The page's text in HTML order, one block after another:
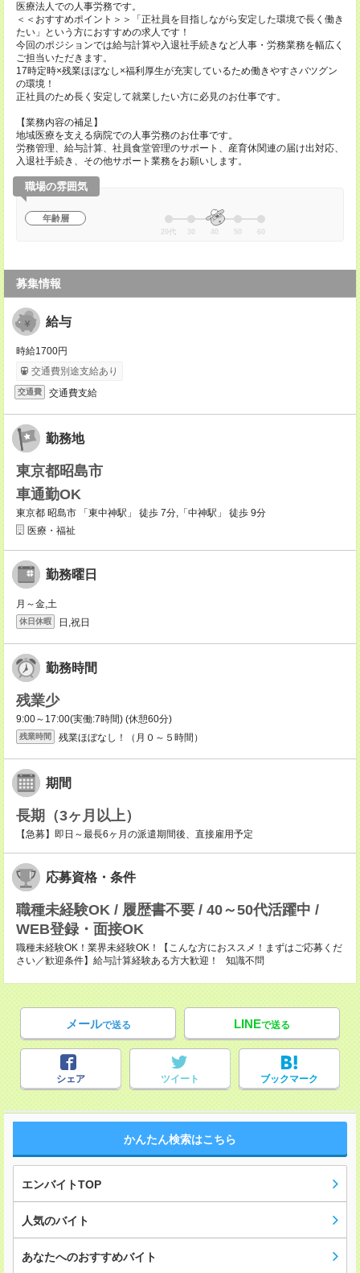
医療法人での人事労務です。
＜＜おすすめポイント＞＞「正社員を目指しながら安定した環境で長く働き
たい」という方におすすめの求人です！
今回のポジションでは給与計算や入退社手続きなど人事・労務業務を幅広く
ご担当いただきます。
17時定時×残業ほぼなし×福利厚生が充実しているため働きやすさバツグン
の環境！
正社員のため長く安定して就業したい方に必見のお仕事です。
【業務内容の補足】
地域医療を支える病院での人事労務のお仕事です。
労務管理、給与計算、社員食堂管理のサポート、産育休関連の届け出対応、
入退社手続き、その他サポート業務をお願いします。
職場の雰囲気
年齢層
20代 30 40 50 60
募集情報
給与
時給1700円
交通費別途支給あり
交通費 交通費支給
勤務地
東京都昭島市
車通勤OK
東京都 昭島市 「東中神駅」 徒歩 7分,「中神駅」 徒歩 9分
医療・福祉
勤務曜日
月～金,土
休日休暇 日,祝日
勤務時間
残業少
9:00～17:00(実働:7時間) (休憩60分)
残業時間 残業ほぼなし！（月０～５時間）
期間
長期（3ヶ月以上）
【急募】即日～最長6ヶ月の派遣期間後、直接雇用予定
応募資格・条件
職種未経験OK / 履歴書不要 / 40～50代活躍中 /
WEB登録・面接OK
職種未経験OK！業界未経験OK！【こんな方におススメ！まずはご応募くだ
さい／歓迎条件】給与計算経験ある方大歓迎！ 知識不問
メールで送る LINEで送る
シェア ツイート ブックマーク
かんたん検索はこちら
エンバイトTOP
人気のバイト
あなたへのおすすめバイト